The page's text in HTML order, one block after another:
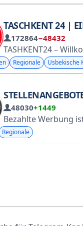
TASCHKENT 24 |
172864−48432
TASHKENT24 – Willkommen beim führenden Kanal für die schnellsten
Regionale Usbekische
STELLENANGEBOTE IN
48030+1449
Bezahlte Werbung ist zuverlässige Werbung. Admin: @Baraccuda_kg Anzeigen
Regionale